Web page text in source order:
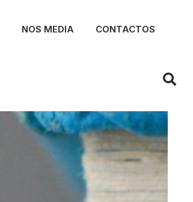
NOS MEDIA CONTACTOS